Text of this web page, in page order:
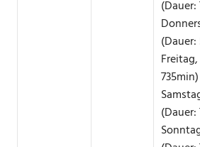
(Dauer:
Freitag,
735min)
(Dauer: